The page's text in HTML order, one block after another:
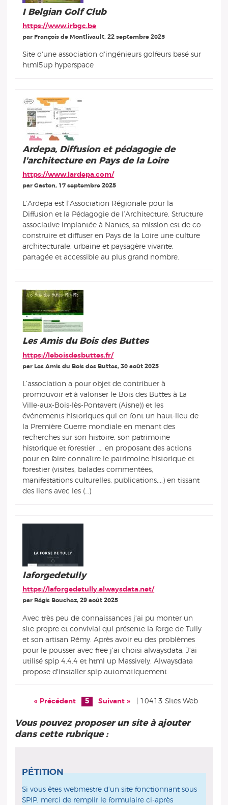
I Belgian Golf Club
https://www.irbgc.be
par François de Montlivault, 22 septembre 2025
Site d'une association d'ingénieurs golfeurs basé sur
html5up hyperspace
Ardepa, Diffusion et pédagogie de
l'architecture en Pays de la Loire
https://www.lardepa.com/
par Gaston, 17 septembre 2025
L’Ardepa est l’Association Régionale pour la
Diffusion et la Pédagogie de l’Architecture. Structure
associative implantée à Nantes, sa mission est de co-
construire et diffuser en Pays de la Loire une culture
architecturale, urbaine et paysagère vivante,
partagée et accessible au plus grand nombre.
Les Amis du Bois des Buttes
https://leboisdesbuttes.fr/
par Les Amis du Bois des Buttes, 30 août 2025
L’association a pour objet de contribuer à
promouvoir et à valoriser le Bois des Buttes à La
Ville-aux-Bois-lès-Pontavert (Aisne)) et les
événements historiques qui en font un haut-lieu de
la Première Guerre mondiale en menant des
recherches sur son histoire, son patrimoine
historique et forestier …. en proposant des actions
pour en faire connaître le patrimoine historique et
forestier (visites, balades commentées,
manifestations culturelles, publications,...) en tissant
des liens avec les (…)
laforgedetully
https://laforgedetully.alwaysdata.net/
par Régis Bouchez, 29 août 2025
Avec très peu de connaissances j'ai pu monter un
site propre et convivial qui présente la forge de Tully
et son artisan Rémy. Après avoir eu des problèmes
pour le pousser avec free j'ai choisi alwaysdata. J'ai
utilisé spip 4.4.4 et html up Massively. Alwaysdata
propose d'installer spip automatiquement.
« Précédent 5 Suivant » | 10413 Sites Web
Vous pouvez proposer un site à ajouter
dans cette rubrique :
PÉTITION
Si vous êtes webmestre d’un site fonctionnant sous
SPIP, merci de remplir le formulaire ci-après